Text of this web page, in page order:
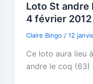
Loto St andre
4 février 2012
Claire Bingo /12
Ce loto aura lieu
andre le coq (63)